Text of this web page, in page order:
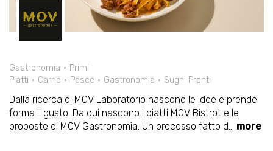
Gastronomia
Primi
Piatti
Carne Pesce Gastronomia Sughi Pronti
Dalla ricerca di MOV Laboratorio nascono le idee e prende
forma il gusto. Da qui nascono i piatti MOV Bistrot e le
proposte di MOV Gastronomia. Un processo fatto d... more